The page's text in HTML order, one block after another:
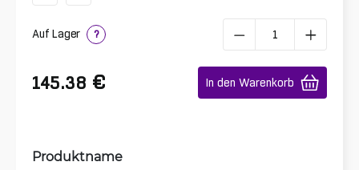
Auf Lager ?
145.38 € In den Warenkorb
Produktname